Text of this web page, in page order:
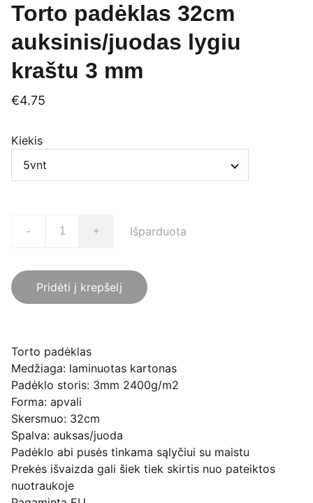
Torto padėklas 32cm
auksinis/juodas lygiu
kraštu 3 mm
€4.75
Kiekis
- + Išparduota
Pridėti į krepšelį
Torto padėklas
Medžiaga: laminuotas kartonas
Padėklo storis: 3mm 2400g/m2
Forma: apvali
Skersmuo: 32cm
Spalva: auksas/juoda
Padėklo abi pusės tinkama sąlyčiui su maistu
Prekės išvaizda gali šiek tiek skirtis nuo pateiktos
nuotraukoje